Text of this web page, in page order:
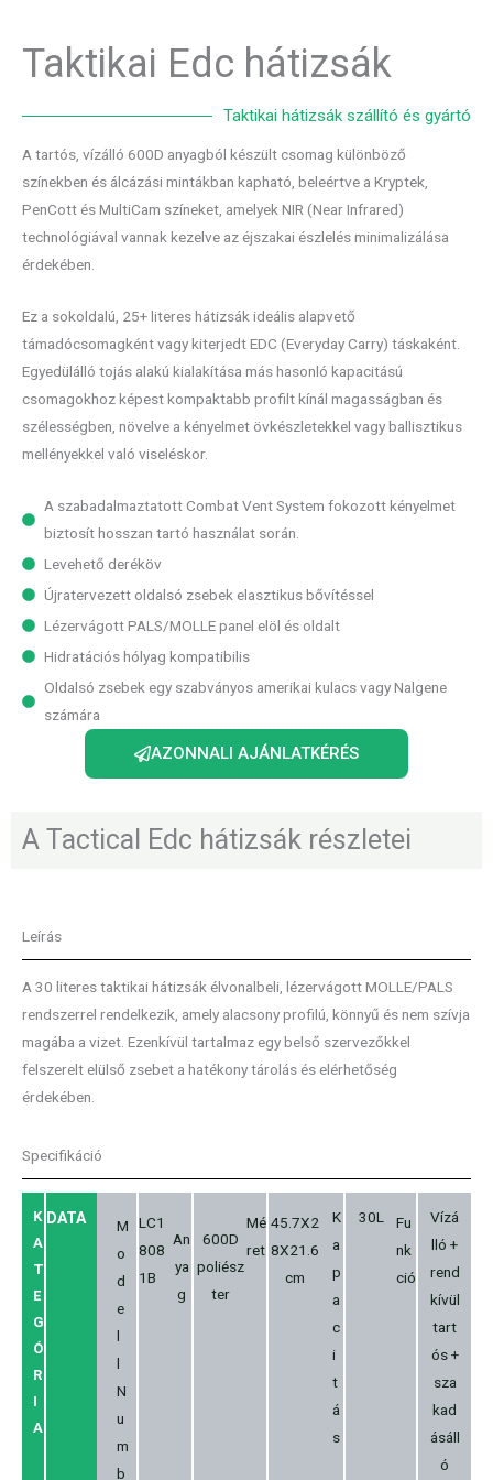
Taktikai Edc hátizsák
Taktikai hátizsák szállító és gyártó
A tartós, vízálló 600D anyagból készült csomag különböző
színekben és álcázási mintákban kapható, beleértve a Kryptek,
PenCott és MultiCam színeket, amelyek NIR (Near Infrared)
technológiával vannak kezelve az éjszakai észlelés minimalizálása
érdekében.
Ez a sokoldalú, 25+ literes hátizsák ideális alapvető
támadócsomagként vagy kiterjedt EDC (Everyday Carry) táskaként.
Egyedülálló tojás alakú kialakítása más hasonló kapacitású
csomagokhoz képest kompaktabb profilt kínál magasságban és
szélességben, növelve a kényelmet övkészletekkel vagy ballisztikus
mellényekkel való viseléskor.
A szabadalmaztatott Combat Vent System fokozott kényelmet
biztosít hosszan tartó használat során.
Levehető deréköv
Újratervezett oldalsó zsebek elasztikus bővítéssel
Lézervágott PALS/MOLLE panel elöl és oldalt
Hidratációs hólyag kompatibilis
Oldalsó zsebek egy szabványos amerikai kulacs vagy Nalgene
számára
AZONNALI AJÁNLATKÉRÉS
A Tactical Edc hátizsák részletei
Leírás
A 30 literes taktikai hátizsák élvonalbeli, lézervágott MOLLE/PALS
rendszerrel rendelkezik, amely alacsony profilú, könnyű és nem szívja
magába a vizet. Ezenkívül tartalmaz egy belső szervezőkkel
felszerelt elülső zsebet a hatékony tárolás és elérhetőség
érdekében.
Specifikáció
K
A
T
E
G
Ó
R
I
A
DATA
M
o
d
e
l
l
N
u
m
b
LC1
808
1B
An
ya
g
600D
poliész
ter
Mé
ret
45.7X2
8X21.6
cm
K
a
p
a
c
i
t
á
s
30L
Fu
nk
ció
Vízá
lló +
rend
kívül
tart
ós +
sza
kad
ásáll
ó